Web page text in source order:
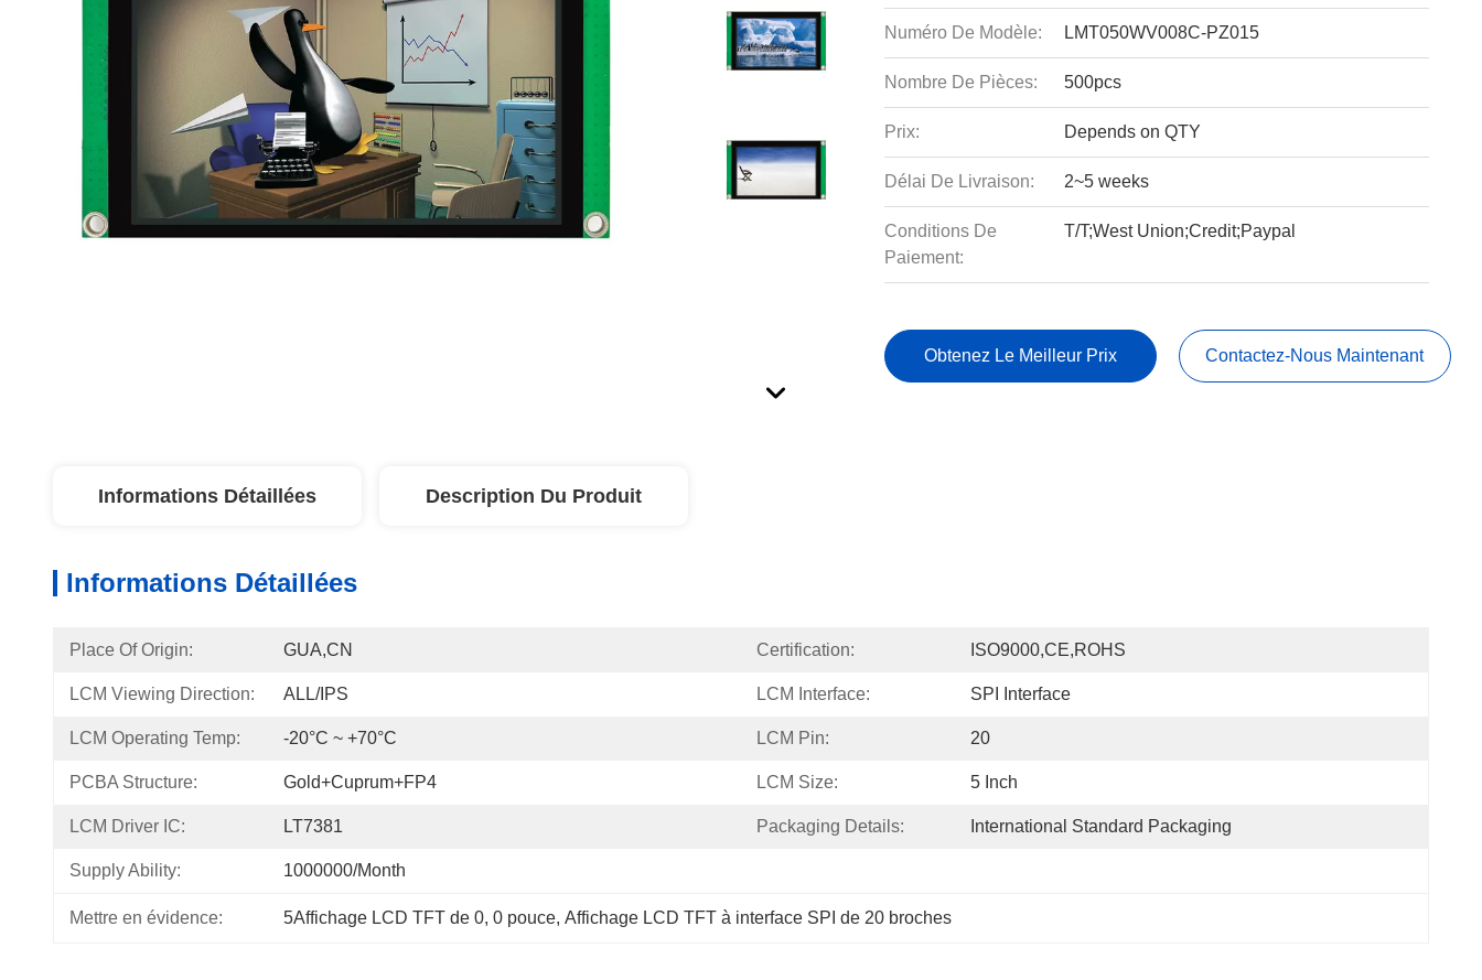
Numéro De Modèle: LMT050WV008C-PZ015
Nombre De Pièces: 500pcs
Prix: Depends on QTY
Délai De Livraison: 2~5 weeks
Conditions De
Paiement:
T/T;West Union;Credit;Paypal
Obtenez Le Meilleur Prix Contactez-Nous Maintenant
Informations Détaillées Description Du Produit
Informations Détaillées
Place Of Origin: GUA,CN Certification: ISO9000,CE,ROHS
LCM Viewing Direction: ALL/IPS LCM Interface: SPI Interface
LCM Operating Temp: -20°C ~ +70°C LCM Pin: 20
PCBA Structure: Gold+Cuprum+FP4 LCM Size: 5 Inch
LCM Driver IC: LT7381 Packaging Details: International Standard Packaging
Supply Ability: 1000000/month
Mettre en évidence: 5Affichage LCD TFT de 0, 0 pouce, Affichage LCD TFT à interface SPI de 20 broches